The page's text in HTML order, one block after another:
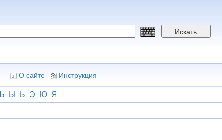
Искать
О сайте Инструкция
Ы Ь Э Ю Я